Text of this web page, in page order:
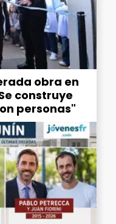
obra en
construye
personas"